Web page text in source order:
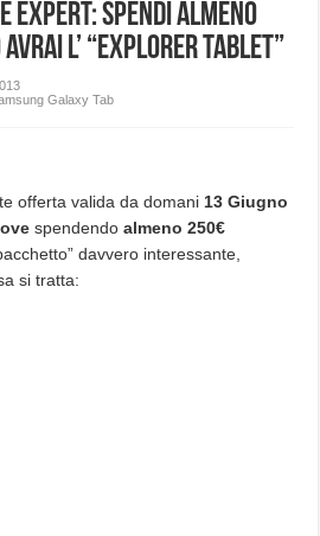
Expert: spendi almeno
l’ “Explorer Tablet”
Galaxy Tab
offerta valida da domani 13 Giugno
spendendoalmeno 250€
davvero interessante,
si tratta: